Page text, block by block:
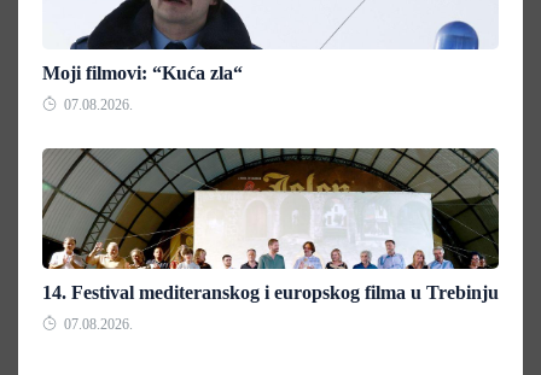
Moji filmovi: “Kuća zla“
07.08.2026.
14. Festival mediteranskog i europskog filma u Trebinju
07.08.2026.